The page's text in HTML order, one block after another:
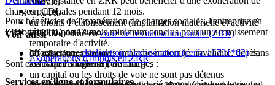
au moins 1 établissement (implantation matérielle et activité
effective) situé enzone de revitalisation rurale (ZRR)
50 salariés maximum,
un capital ou les droits de vote ne sont pas détenus
enCDI,
enCDDde 12 mois minimum conclus pour un accroissement
temporaire d'activité.
Sont exclus de l'allègement de charges :
charges patronales pendant 12 mois.
L'exonération porte sur :
les assurances sociales (maladie-maternité, invalidité, décès,
assurance vieillesse),
Pour bénéficier de l'exonération de charges sociales, l'entreprise en
ZRR doit :
effectuer unedéclaration d'exonération (cerfa 10791*02)dans
les 30 jours suivant l'embauche,
Voir aussi
Exonérations d'impôts en ZRR
Services en ligne et formulaires